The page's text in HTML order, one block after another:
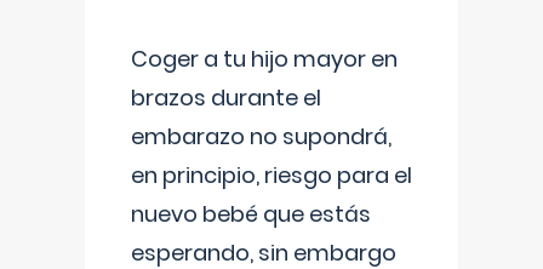
Coger a tu hijo mayor en
brazos durante el
embarazo no supondrá,
en principio, riesgo para el
nuevo bebé que estás
esperando, sin embargo